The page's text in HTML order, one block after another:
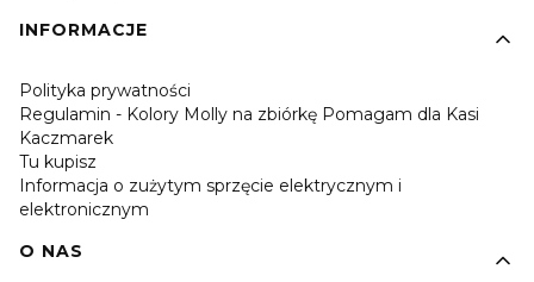
INFORMACJE
Polityka prywatności
Regulamin - Kolory Molly na zbiórkę Pomagam dla Kasi
Kaczmarek
Tu kupisz
Informacja o zużytym sprzęcie elektrycznym i
elektronicznym
O NAS